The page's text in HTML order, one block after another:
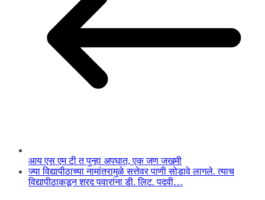
आय एस एम टी त पुन्हा अपघात, एक जण जखमी
ज्या विद्यापीठाच्या नामांतरामुळे सत्तेवर पाणी सोडावे लागले. त्याच
विद्यापीठाकडून शरद पवारांना डी. लिट. पदवी…